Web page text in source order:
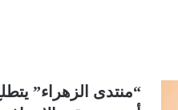
“منتدى الزهراء”